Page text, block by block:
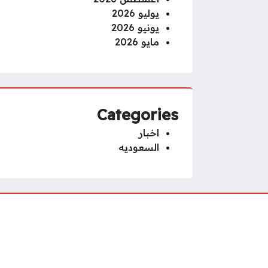
يوليو 2026
يونيو 2026
مايو 2026
Categories
اخبار
السعوديه